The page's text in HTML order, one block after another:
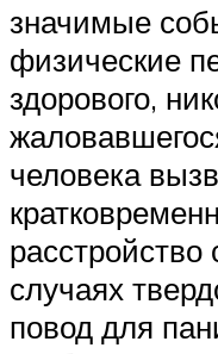
значимые
физические
здорового,
человека
случаях
повод для